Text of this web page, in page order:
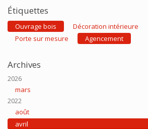
Étiquettes
Ouvrage bois Décoration intérieure
Porte sur mesure
Agencement
Archives
2026
mars
2022
août
avril